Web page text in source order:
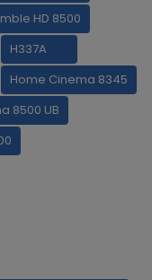
HD 8500
H337A
Home Cinema 8345
8500 UB